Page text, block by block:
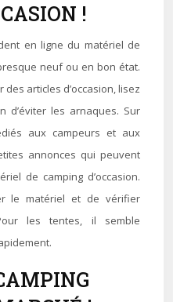
!
en ligne du matériel de
neuf ou en bon état.
articles d’occasion, lisez
d’éviter les arnaques. Sur
aux campeurs et aux
annonces qui peuvent
de camping d’occasion.
le matériel et de vérifier
les tentes, il semble